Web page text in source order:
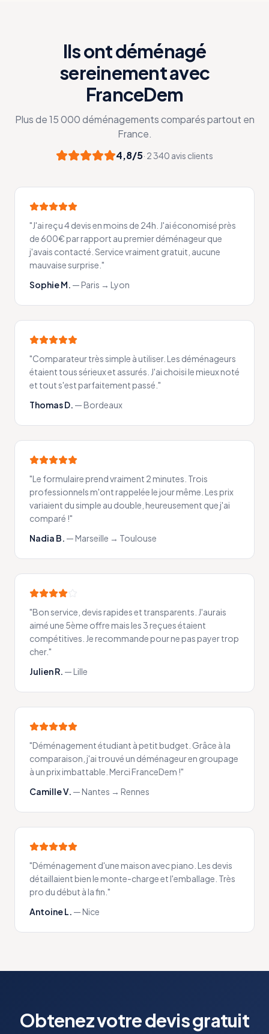
Ils ont déménagé
sereinement avec
FranceDem
Plus de 15 000 déménagements comparés partout en
France.
4,8/5· 2 340 avis clients
"J'ai reçu 4 devis en moins de 24h. J'ai économisé près
de 600€ par rapport au premier déménageur que
j'avais contacté. Service vraiment gratuit, aucune
mauvaise surprise. "
Sophie M. —Paris → Lyon
"Comparateur très simple à utiliser. Les déménageurs
étaient tous sérieux et assurés. J'ai choisi le mieux noté
et tout s'est parfaitement passé. "
Thomas D. —Bordeaux
"Le formulaire prend vraiment 2 minutes. Trois
professionnels m'ont rappelée le jour même. Les prix
variaient du simple au double, heureusement que j'ai
comparé !"
Nadia B. —Marseille → Toulouse
"Bon service, devis rapides et transparents. J'aurais
aimé une 5ème offre mais les 3 reçues étaient
compétitives. Je recommande pour ne pas payer trop
cher."
Julien R. —Lille
"Déménagement étudiant à petit budget. Grâce à la
comparaison, j'ai trouvé un déménageur en groupage
à un prix imbattable. Merci FranceDem !"
Camille V. —Nantes → Rennes
"Déménagement d'une maison avec piano. Les devis
détaillaient bien le monte-charge et l'emballage. Très
pro du début à la fin. "
Antoine L. —Nice
Obtenez votre devis gratuit